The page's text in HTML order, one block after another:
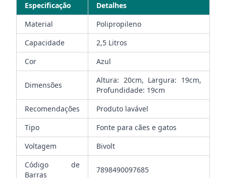
Especificação
Detalhes
Material
Polipropileno
Capacidade
2,5 Litros
Cor
Azul
Dimensões
Altura: 20cm, Largura: 19cm,
Profundidade: 19cm
Recomendações
Produto lavável
Tipo
Fonte para cães e gatos
Voltagem
Bivolt
Código de
Barras
7898490097685